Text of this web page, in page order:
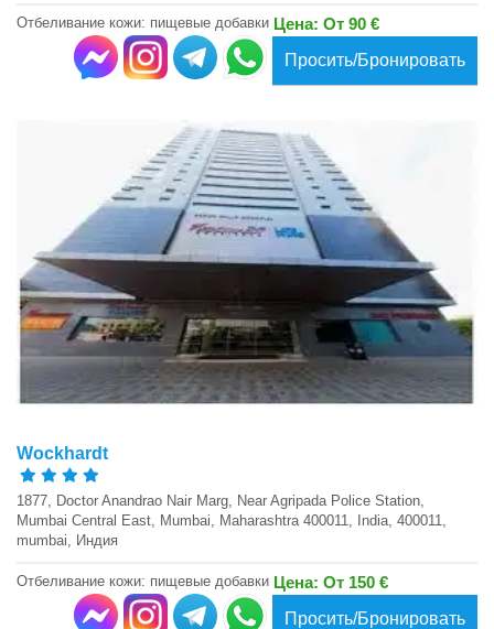
Отбеливание кожи: пищевые добавки Цена: От 90 €
Просить/Бронировать
Wockhardt
1877, Doctor Anandrao Nair Marg, Near Agripada Police Station,
Mumbai Central East, Mumbai, Maharashtra 400011, India, 400011,
mumbai, Индия
Отбеливание кожи: пищевые добавки Цена: От 150 €
Просить/Бронировать